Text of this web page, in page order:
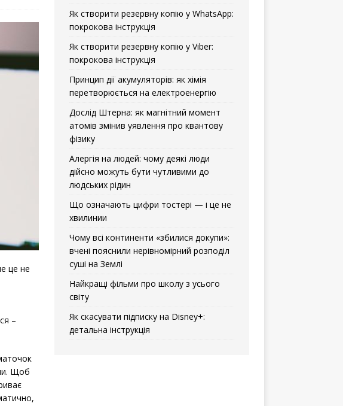
це не
–
Щоб
Як створити резервну копію у WhatsApp:
покрокова інструкція
Як створити резервну копію у Viber:
покрокова інструкція
Принцип дії акумуляторів: як хімія
перетворюється на електроенергію
Дослід Штерна: як магнітний момент
атомів змінив уявлення про квантову
фізику
Алергія на людей: чому деякі люди
дійсно можуть бути чутливими до
людських рідин
Що означають цифри тостері — і це не
хвилинии
Чому всі континенти «збилися докупи»:
вчені пояснили нерівномірний розподіл
суші на Землі
Найкращі фільми про школу з усього
світу
Як скасувати підписку на Disney+:
детальна інструкція